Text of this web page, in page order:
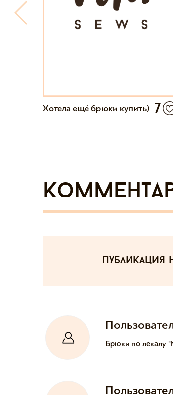
Хотела ещё брюки купить) 7
публикация
Брюки по лекалу